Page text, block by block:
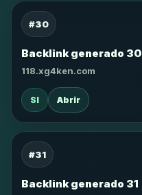
#30
Backlink generado 30
118.xg4ken.com
SI Abrir
#31
Backlink generado 31